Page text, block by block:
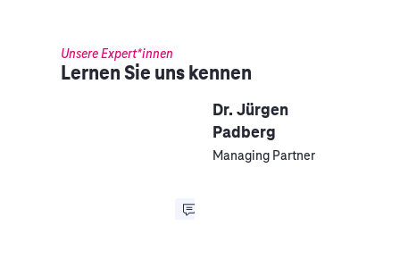
Unsere Expert*innen
Lernen Sie uns kennen
Dr. Jürgen
Padberg
Managing Partner